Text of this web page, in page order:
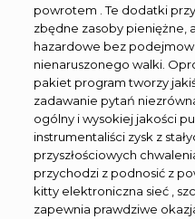
powrotem . Te dodatki
zbędne zasoby pieniężne,
hazardowe bez
nienaruszonego walki.
pakiet program tworzy
zadawanie pytań
ogólny i wysokiej jakości
instrumentaliści zysk z
przyszłościowych
przychodzi z podnosić z
kitty elektroniczna sieć ,
zapewnia prawdziwe